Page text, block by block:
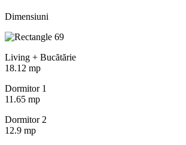
Dimensiuni
Living + Bucătărie
18.12 mp
Dormitor 1
11.65 mp
Dormitor 2
12.9 mp